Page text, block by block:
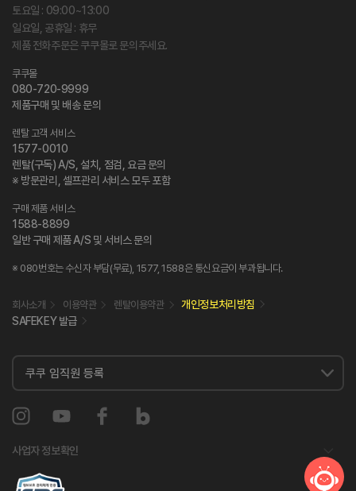
토요일 : 09:00~13:00
일요일, 공휴일 : 휴무
제품 전화주문은 쿠쿠몰로 문의주세요.
쿠쿠몰
080-720-9999
제품구매 및 배송 문의
렌탈 고객 서비스
1577-0010
렌탈(구독) A/S, 설치, 점검, 요금 문의
※ 방문관리, 셀프관리 서비스 모두 포함
구매 제품 서비스
1588-8899
일반 구매 제품 A/S 및 서비스 문의
※ 080번호는 수신자 부담(무료), 1577, 1588은 통신요금이 부과됩니다.
회사소개 이용약관 렌탈이용약관
개인정보처리방침
SAFEKEY 발급
사업자 정보확인